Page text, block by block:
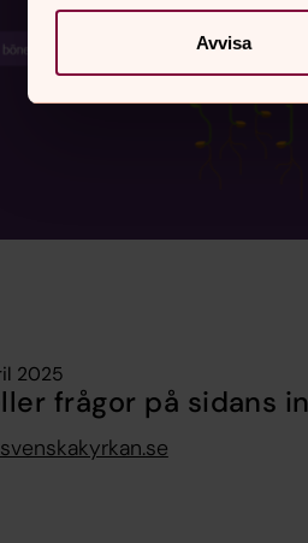
Avvisa
2025
frågor på sidans